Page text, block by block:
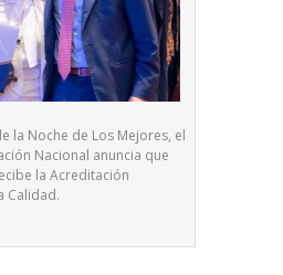
la Noche de Los Mejores, el
Nacional anuncia que
la Acreditación
Calidad.